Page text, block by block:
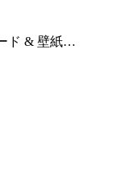
ド & 壁紙…